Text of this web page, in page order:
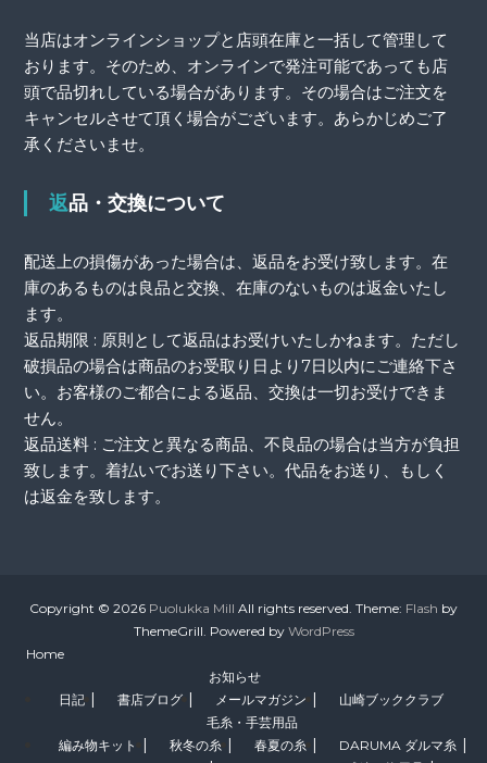
当店はオンラインショップと店頭在庫と一括して管理して
おります。そのため、オンラインで発注可能であっても店
頭で品切れしている場合があります。その場合はご注文を
キャンセルさせて頂く場合がございます。あらかじめご了
承くださいませ。
返品・交換について
配送上の損傷があった場合は、返品をお受け致します。在
庫のあるものは良品と交換、在庫のないものは返金いたし
ます。
返品期限 : 原則として返品はお受けいたしかねます。ただし
破損品の場合は商品のお受取り日より7日以内にご連絡下さ
い。お客様のご都合による返品、交換は一切お受けできま
せん。
返品送料 : ご注文と異なる商品、不良品の場合は当方が負担
致します。着払いでお送り下さい。代品をお送り、もしく
は返金を致します。
Copyright © 2026 Puolukka Mill All rights reserved. Theme: Flash by
ThemeGrill. Powered by WordPress
Home
お知らせ
日記
書店ブログ メールマガジン
山崎ブッククラブ
毛糸・手芸用品
編み物キット
秋冬の糸 春夏の糸
DARUMA ダルマ糸